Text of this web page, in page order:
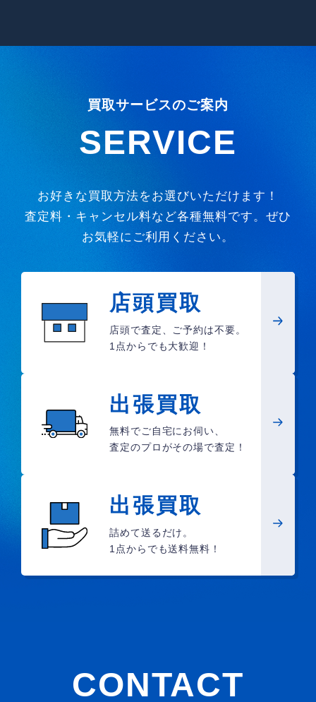
買取サービスのご案内
SERVICE
お好きな買取方法をお選びいただけます！
査定料・キャンセル料など各種無料です。ぜひ
お気軽にご利用ください。
店頭買取
店頭で査定、ご予約は不要。
1点からでも大歓迎！
出張買取
無料でご自宅にお伺い、
査定のプロがその場で査定！
出張買取
詰めて送るだけ。
1点からでも送料無料！
CONTACT